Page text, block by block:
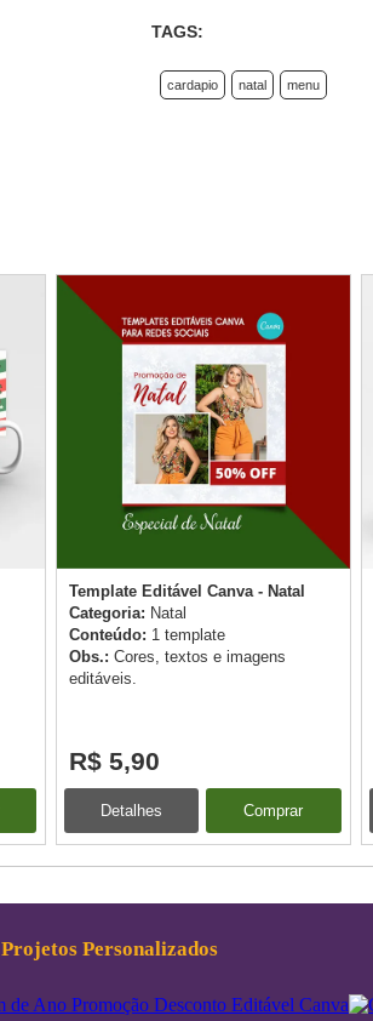
TAGS:
cardapio natal menu
Template Editável Canva - Natal
Categoria: Natal
Conteúdo: 1 template
Obs.: Cores, textos e imagens
editáveis.
R$ 5,90
Detalhes Comprar
Projetos Personalizados